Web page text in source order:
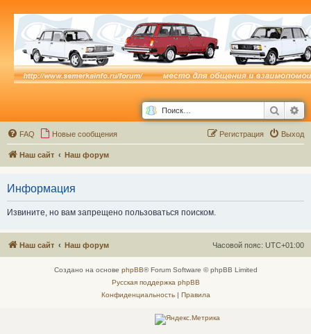
Поиск
FAQ Новые сообщения Выход
Регистрация
Наш сайт Наш форум
Информация
Извините, но вам запрещено пользоваться поиском.
Наш сайт Наш форум Часовой пояс: UTC+01:00
Создано на основе phpBB® Forum Software © phpBB Limited
Русская поддержка phpBB
Конфиденциальность| Правила